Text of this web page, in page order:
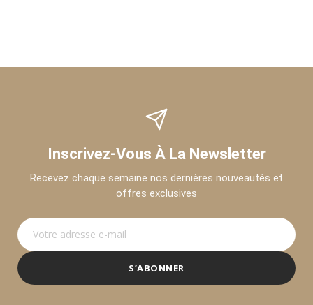
Inscrivez-Vous À La Newsletter
Recevez chaque semaine nos dernières nouveautés et
offres exclusives
S’ABONNER